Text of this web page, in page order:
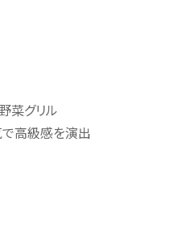
菜グリル
で高級感を演出